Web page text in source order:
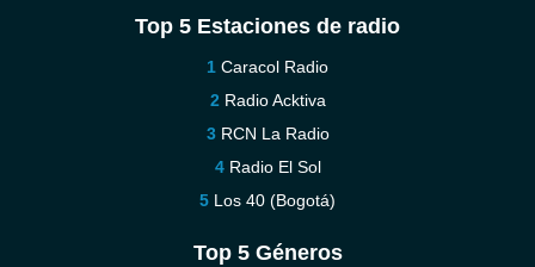
Top 5 Estaciones de radio
Caracol Radio
Radio Acktiva
RCN La Radio
Radio El Sol
Los 40 (Bogotá)
Top 5 Géneros